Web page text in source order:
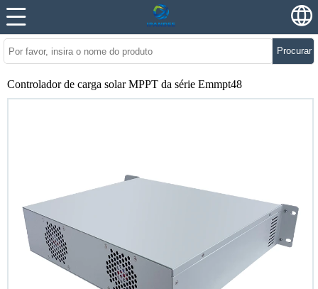
Procurar
Controlador de carga solar MPPT da série Emmpt48